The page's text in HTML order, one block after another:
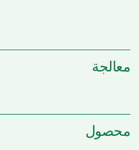
معالجة
محصول